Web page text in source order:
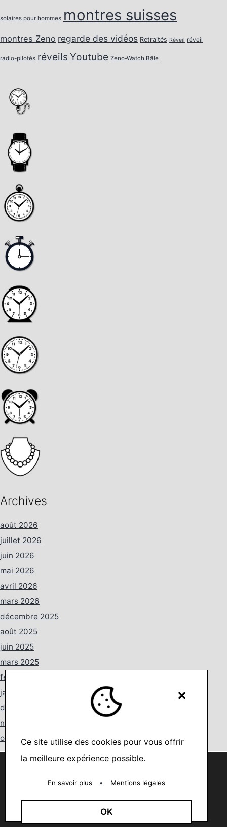
solaires pour hommes montres suisses
montres Zeno regarde des vidéos Retraités Réveil réveil
radio-pilotés réveils Youtube Zeno-Watch Bâle
Archives
août 2026
juillet 2026
juin 2026
mai 2026
avril 2026
mars 2026
décembre 2025
août 2025
juin 2025
mars 2025
février 2025
janvier 2025
décembre 2024
novembre 2024
octobre 2024
septembre 2024
juin 2024
×
Ce site utilise des cookies pour vous offrir
la meilleure expérience possible.
En savoir plus • Mentions légales
OK
Nous utilisons des cookies pour vous offrir la meilleure
You can find out more about which cookies we are using or